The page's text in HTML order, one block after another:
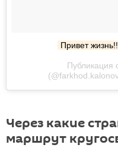
Привет
Публикация
Через какие
маршрут